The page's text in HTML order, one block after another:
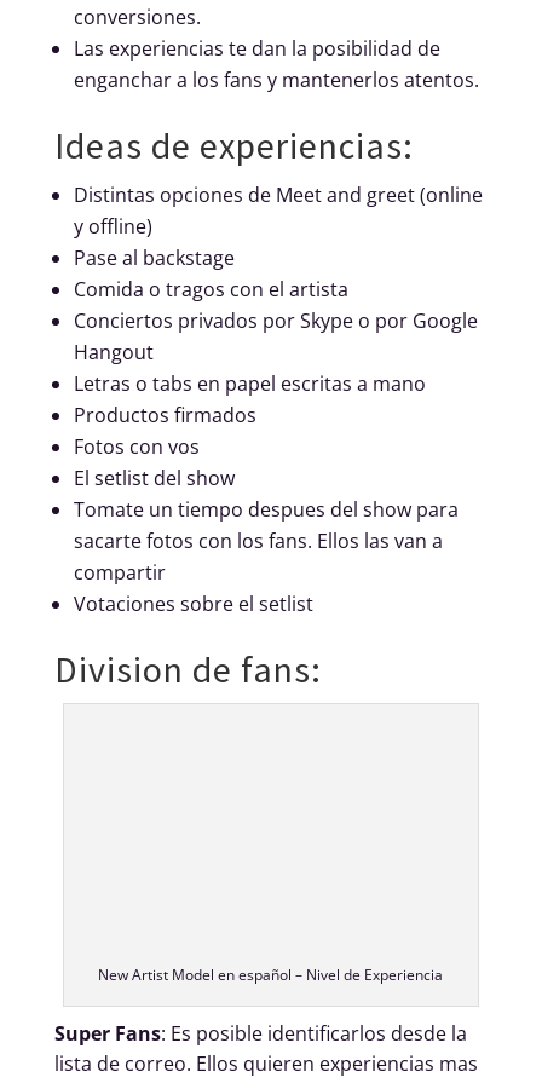
conversiones.
Las experiencias te dan la posibilidad de
enganchar a los fans y mantenerlos atentos.
Ideas de experiencias:
Distintas opciones de Meet and greet (online
y offline)
Pase al backstage
Comida o tragos con el artista
Conciertos privados por Skype o por Google
Hangout
Letras o tabs en papel escritas a mano
Productos firmados
Fotos con vos
El setlist del show
Tomate un tiempo despues del show para
sacarte fotos con los fans. Ellos las van a
compartir
Votaciones sobre el setlist
Division de fans:
New Artist Model en español – Nivel de Experiencia
Super Fans: Es posible identificarlos desde la
lista de correo. Ellos quieren experiencias mas